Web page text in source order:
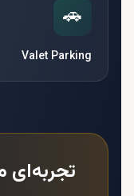
🚗
Valet Parking
تجربه‌ای